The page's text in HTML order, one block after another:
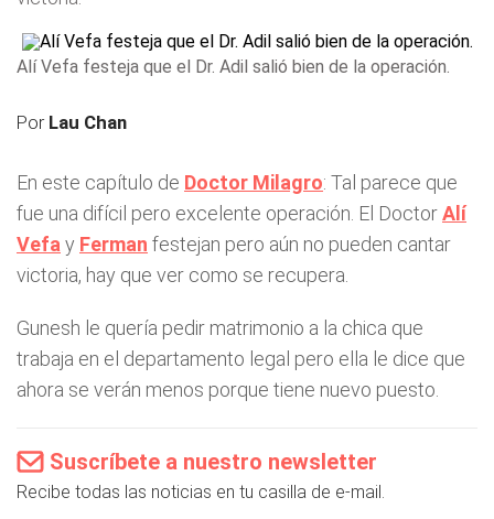
Alí Vefa festeja que el Dr. Adil salió bien de la operación.
Por Lau Chan
En este capítulo de Doctor Milagro: Tal parece que
fue una difícil pero excelente operación. El DoctorAlí
Vefa y Ferman festejan pero aún no pueden cantar
victoria, hay que ver como se recupera.
Gunesh le quería pedir matrimonio a la chica que
trabaja en el departamento legal pero ella le dice que
ahora se verán menos porque tiene nuevo puesto.
Suscríbete a nuestro newsletter
Recibe todas las noticias en tu casilla de e-mail.